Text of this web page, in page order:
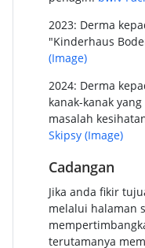
2023: Derma
"Kinderhaus
(Image)
2024: Derma
kanak-kanak
masalah
Skipsy (Image)
Cadangan
Jika anda fikir
melalui halaman
terutamanya